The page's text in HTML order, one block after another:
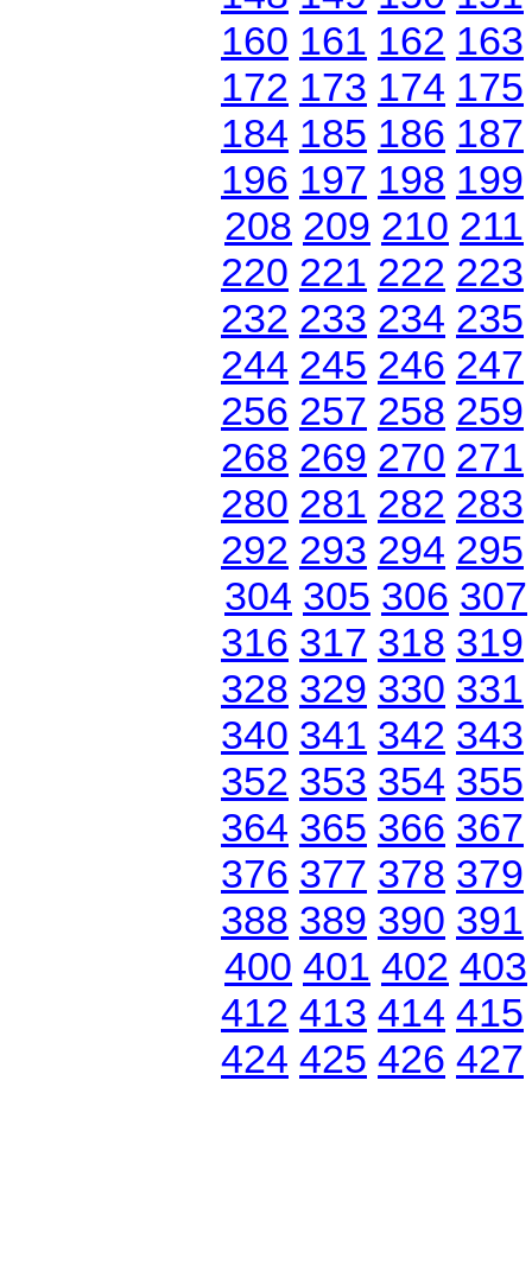
160 161 162 163
172 173 174 175
184 185 186 187
196 197 198 199
208 209 210 211
220 221 222 223
232 233 234 235
244 245 246 247
256 257 258 259
268 269 270 271
280 281 282 283
292 293 294 295
304 305 306 307
316 317 318 319
328 329 330 331
340 341 342 343
352 353 354 355
364 365 366 367
376 377 378 379
388 389 390 391
400 401 402 403
412 413 414 415
424 425 426 427